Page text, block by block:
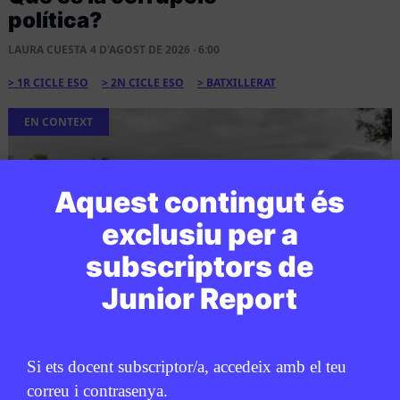
Aquest contingut és
exclusiu per a
subscriptors de
Junior Report
Si ets docent subscriptor/a, accedeix amb el teu
correu i contrasenya.
política?
LAURA CUESTA 4 D'AGOST DE 2026 · 6:00
1R CICLE ESO 2N CICLE ESO BATXILLERAT
EN CONTEXT
CULTURA/CATÀSTROFES NATURALS
Què va ser la destrucció de